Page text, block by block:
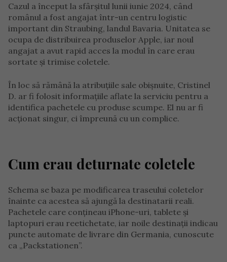
Cazul a început la sfârșitul lunii iunie 2024, când
românul a fost angajat într-un centru logistic
important din Straubing, landul Bavaria. Unitatea se
ocupa de distribuirea produselor Apple, iar noul
angajat a avut rapid acces la modul în care erau
sortate și trimise coletele.
În loc să rămână la atribuțiile sale obișnuite, Cristinel
D. ar fi folosit informațiile aflate la serviciu pentru a
identifica pachetele cu produse scumpe. El nu ar fi
acționat singur, ci împreună cu un complice.
Cum erau deturnate coletele
Schema se baza pe modificarea traseului coletelor
înainte ca acestea să ajungă la destinatarii reali.
Pachetele care conțineau iPhone-uri, tablete și
laptopuri erau reetichetate, iar noile destinații indicau
puncte automate de livrare din Germania, cunoscute
ca „Packstationen”.